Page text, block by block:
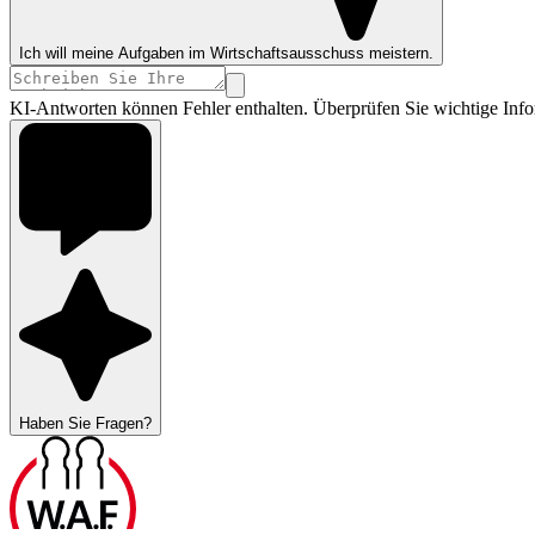
Ich will meine Aufgaben im Wirtschaftsausschuss meistern.
KI-Antworten können Fehler enthalten. Überprüfen Sie wichtige
Haben Sie Fragen?